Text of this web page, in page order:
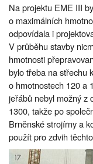
Na projektu EME III
o maximálních
odpovídala i
V průběhu stavby
hmotnosti
bylo třeba na střechu
o hmotnostech 120 a
jeřábů nebyl možný z
1300, takže po
Brněnské strojírny a
použít pro zdvih